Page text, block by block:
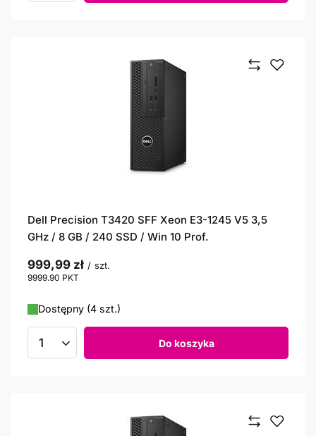
Dell Precision T3420 SFF Xeon E3-1245 V5 3,5
GHz / 8 GB / 240 SSD / Win 10 Prof.
999,99 zł / szt.
9999.90 PKT
Dostępny (4 szt.)
Ilość produktów Do koszyka